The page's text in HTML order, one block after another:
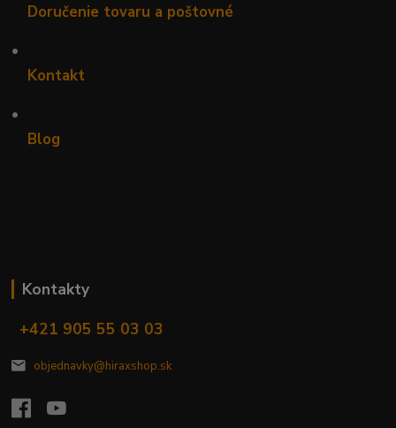
Doručenie tovaru a poštovné
•
Kontakt
•
Blog
Kontakty
+421 905 55 03 03
objednavky@hiraxshop.sk